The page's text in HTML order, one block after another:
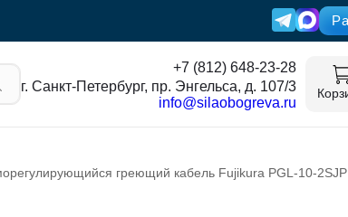
+7 (812) 648-23-28
г. Санкт-Петербург, пр. Энгельса, д. 107/3
info@silaobogreva.ru
греющий кабель Fujikura PGL-10-2SJP